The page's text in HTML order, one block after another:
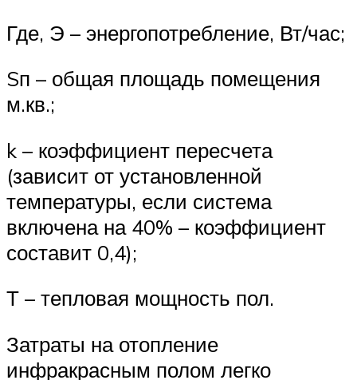
Где, Э – энергопотребление, Вт/час;
Sп – общая площадь помещения
м.кв.;
k – коэффициент пересчета
(зависит от установленной
температуры, если система
включена на 40% – коэффициент
составит 0,4);
Т – тепловая мощность пол.
Затраты на отопление
инфракрасным полом легко